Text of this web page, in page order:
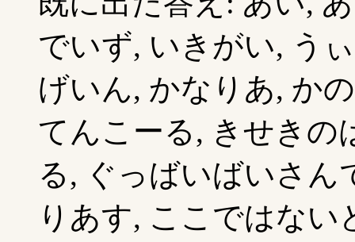
でいず, いきがい, う
げいん, かなりあ, か
てんこーる, きせきの
る, ぐっばいばいさん
りあす, ここではな